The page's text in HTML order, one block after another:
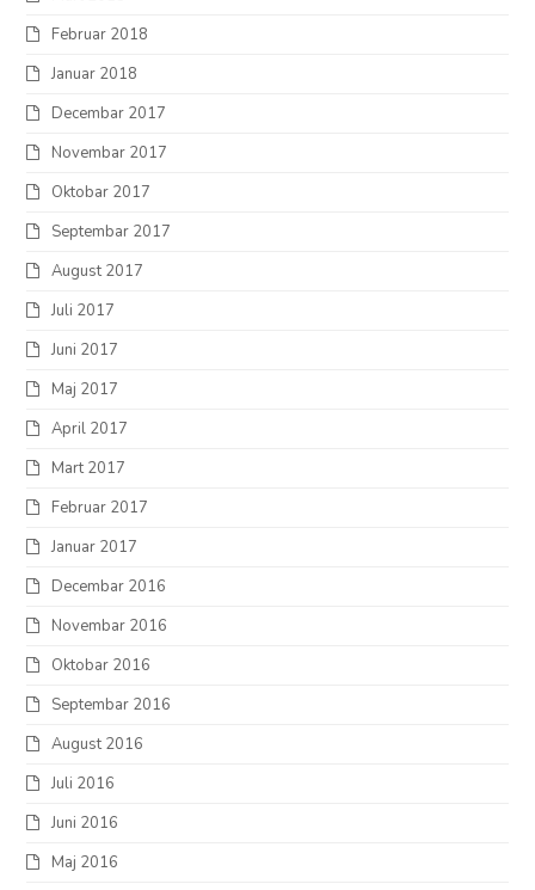
Februar 2018
Januar 2018
Decembar 2017
Novembar 2017
Oktobar 2017
Septembar 2017
August 2017
Juli 2017
Juni 2017
Maj 2017
April 2017
Mart 2017
Februar 2017
Januar 2017
Decembar 2016
Novembar 2016
Oktobar 2016
Septembar 2016
August 2016
Juli 2016
Juni 2016
Maj 2016